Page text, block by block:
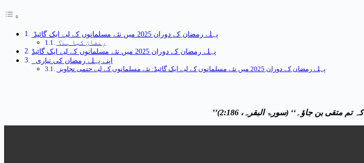
پہلے رمضان کے دوران 2025 میں نئے مسلمانوں کے لیے ایک گائیڈ
رمضان کیا ہے؟
پہلے رمضان کے دوران 2025 میں نئے مسلمانوں کے لیے ایک گائیڈ
اپنے پہلے رمضان کی تیاری
پہلے رمضان کے دوران 2025 میں نئے مسلمانوں کے لیے ایک گائیڈ: نئے مسلمانوں کے لیے حتمی تجاویز
بن جاؤ۔‘‘ (سورۃ البقرہ، 2:186)